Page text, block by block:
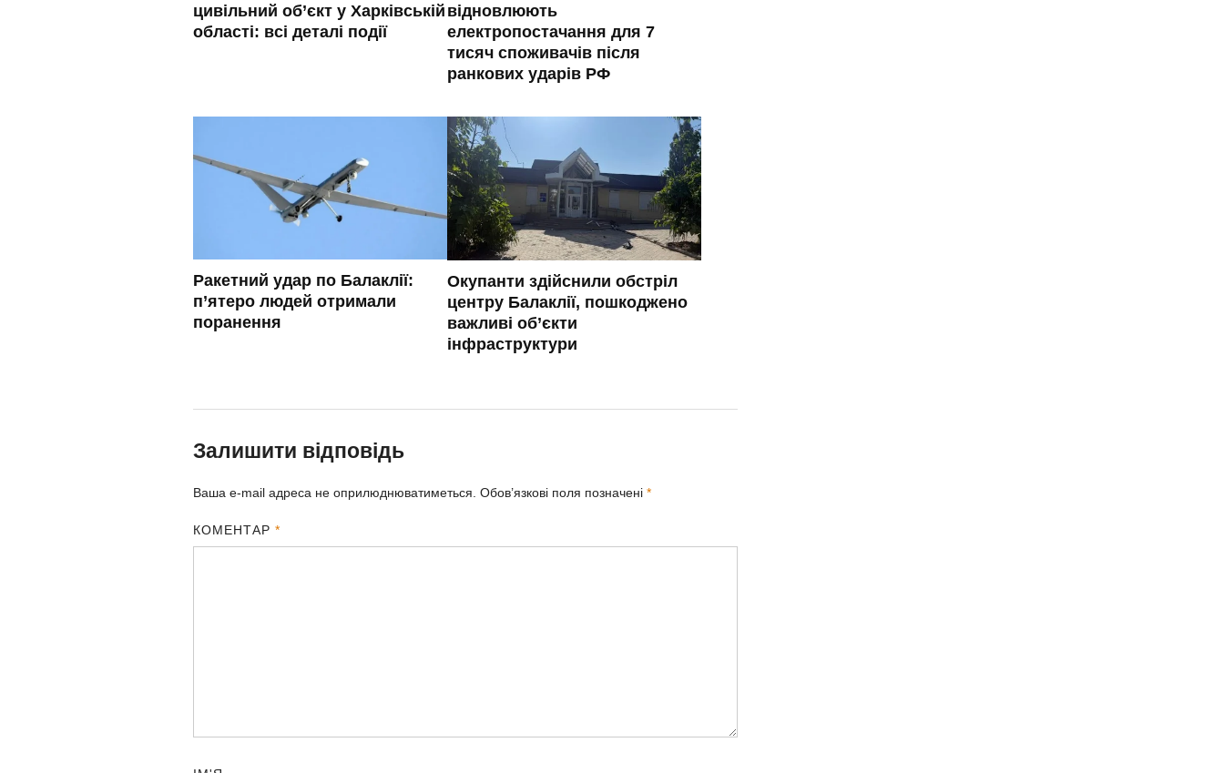
цивільний об’єкт у Харківській
області: всі деталі події
відновлюють
електропостачання для 7
тисяч споживачів після
ранкових ударів РФ
Ракетний удар по Балаклії:
п’ятеро людей отримали
поранення
Окупанти здійснили обстріл
центру Балаклії, пошкоджено
важливі об’єкти
інфраструктури
Залишити відповідь
Ваша e-mail адреса не оприлюднюватиметься. Обов’язкові поля позначені *
КОМЕНТАР*